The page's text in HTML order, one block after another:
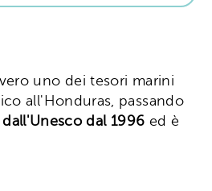
uno dei tesori marini
all'Honduras, passando
dal 1996 ed è